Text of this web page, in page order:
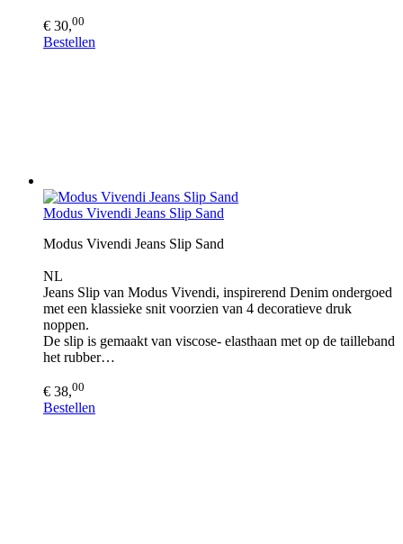
€ 30,00
Bestellen
Modus Vivendi Jeans Slip Sand
Modus Vivendi Jeans Slip Sand
NL
Jeans Slip van Modus Vivendi, inspirerend Denim ondergoed
met een klassieke snit voorzien van 4 decoratieve druk
noppen.
De slip is gemaakt van viscose- elasthaan met op de tailleband
het rubber…
€ 38,00
Bestellen